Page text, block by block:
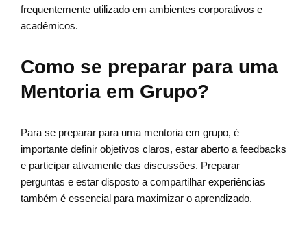
frequentemente utilizado em ambientes corporativos e
acadêmicos.
Como se preparar para uma
Mentoria em Grupo?
Para se preparar para uma mentoria em grupo, é
importante definir objetivos claros, estar aberto a feedbacks
e participar ativamente das discussões. Preparar
perguntas e estar disposto a compartilhar experiências
também é essencial para maximizar o aprendizado.